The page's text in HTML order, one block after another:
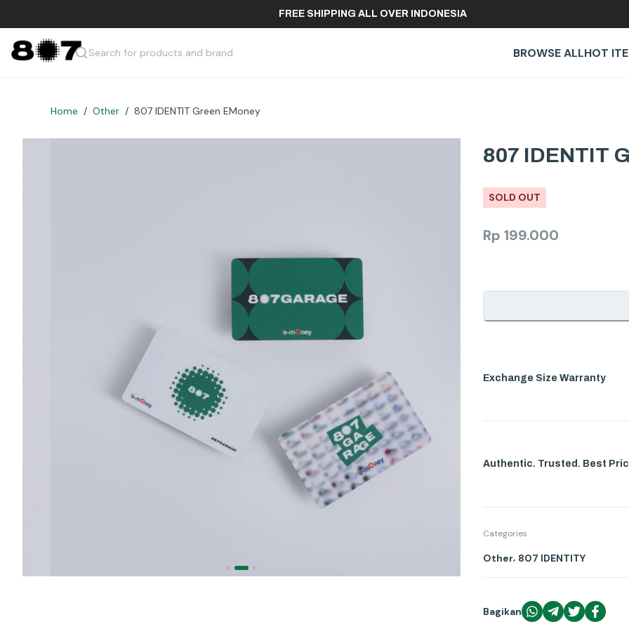
FREE SHIPPING ALL OVER INDONESIA
Search for products and brand BROWSE ALLHOT
Home / Other / 807 IDENTIT Green EMoney
807 IDENTIT
SOLD OUT
Rp 199.000
Exchange Size Warranty
Authentic. Trusted. Best
Categories
Other, 807 IDENTITY
Bagikan